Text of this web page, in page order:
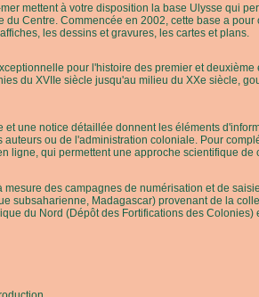
mettent à votre disposition la base Ulysse qui
du Centre. Commencée en 2002, cette base a
les dessins et gravures, les cartes et plans.
pour l'histoire des premier et
du XVIIe siècle jusqu'au milieu du XXe siècle,
et une notice détaillée donnent les éléments
ou de l'administration coloniale. Pour
ligne, qui permettent une approche scientifique
mesure des campagnes de numérisation et de
subsaharienne, Madagascar) provenant de la
du Nord (Dépôt des Fortifications des Colonies)